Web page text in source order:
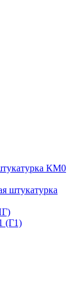
КМ0
штукатурка
(Г1)